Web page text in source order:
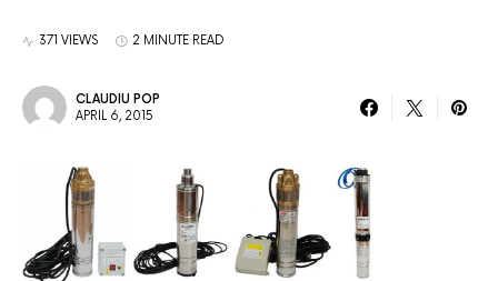
371 VIEWS 2 MINUTE READ
CLAUDIU POP
APRIL 6, 2015